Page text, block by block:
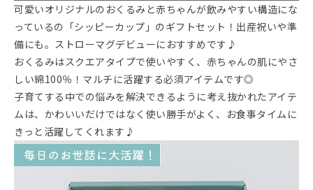
可愛いオリジナルのおくるみと赤ちゃんが飲みやすい構造にな
っているの「シッピーカップ」のギフトセット！出産祝いや準
備にも。ストローマグデビューにおすすめです♪
おくるみはスクエアタイプで使いやすく、赤ちゃんの肌にやさ
しい綿100％！マルチに活躍する必須アイテムです◎
子育てする中での悩みを解決できるように考え抜かれたアイテ
ムは、かわいいだけではなく使い勝手がよく、お食事タイムに
きっと活躍してくれます♪